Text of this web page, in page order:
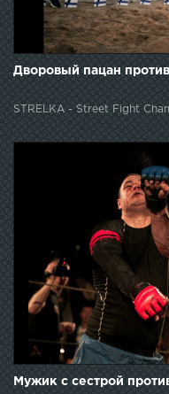
Дворовый пацан
STRELKA - Street Fight
Мужик с сестрой